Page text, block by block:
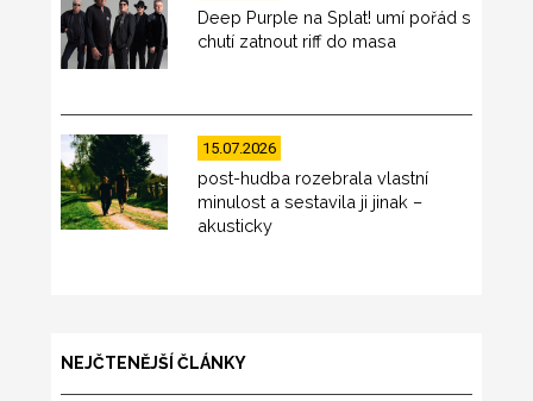
Deep Purple na Splat! umí pořád s
chutí zatnout riff do masa
15.07.2026
post-hudba rozebrala vlastní
minulost a sestavila ji jinak –
akusticky
NEJČTENĚJŠÍ ČLÁNKY